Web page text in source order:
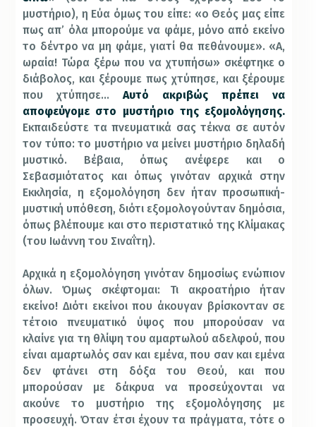
μυστήριο), η Εύα όμως του είπε: «ο Θεός μας είπε
πως απ’ όλα μπορούμε να φάμε, μόνο από εκείνο
το δέντρο να μη φάμε, γιατί θα πεθάνουμε». «Α,
ωραία! Τώρα ξέρω που να χτυπήσω» σκέφτηκε ο
διάβολος, και ξέρουμε πως χτύπησε, και ξέρουμε
που χτύπησε…Αυτό ακριβώς πρέπει να
αποφεύγομε στο μυστήριο της εξομολόγησης.
Εκπαιδεύστε τα πνευματικά σας τέκνα σε αυτόν
τον τύπο: το μυστήριο να μείνει μυστήριο δηλαδή
μυστικό. Βέβαια, όπως ανέφερε και ο
Σεβασμιότατος και όπως γινόταν αρχικά στην
Εκκλησία, η εξομολόγηση δεν ήταν προσωπική-
μυστική υπόθεση, διότι εξομολογούνταν δημόσια,
όπως βλέπουμε και στο περιστατικό της Κλίμακας
(του Ιωάννη του Σιναΐτη).
Αρχικά η εξομολόγηση γινόταν δημοσίως ενώπιον
όλων. Όμως σκέφτομαι: Τι ακροατήριο ήταν
εκείνο! Διότι εκείνοι που άκουγαν βρίσκονταν σε
τέτοιο πνευματικό ύψος που μπορούσαν να
κλαίνε για τη θλίψη του αμαρτωλού αδελφού, που
είναι αμαρτωλός σαν και εμένα, που σαν και εμένα
δεν φτάνει στη δόξα του Θεού, και που
μπορούσαν με δάκρυα να προσεύχονται να
ακούνε το μυστήριο της εξομολόγησης με
προσευχή. Όταν έτσι έχουν τα πράγματα, τότε ο